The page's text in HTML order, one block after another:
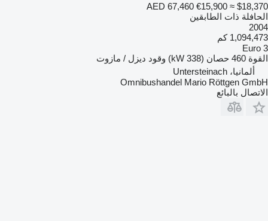
AED 67,460 €15,900 ≈ $18,370
الحافلة ذات الطابقين
2004
1,094,473 كم
Euro 3
القوة 460 حصان (338 kW) وقود ديزل / مازوت
ألمانيا، Untersteinach
Omnibushandel Mario Röttgen GmbH
الاتصال بالبائع